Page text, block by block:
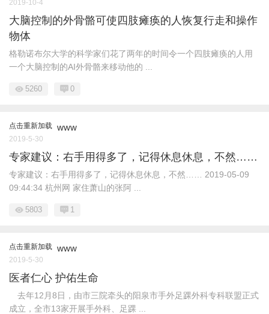
2019-10-4
大脑控制的外骨骼可使四肢瘫痪的人恢复行走和操作
物体
格勒诺布尔大学的科学家们花了两年的时间令一个四肢瘫痪的人用
一个大脑控制的AI外骨骼来移动他的 ...
5260 0
点击重新加载 www
2019-5-30
专家建议：右手用得多了，记得休息休息，不然……
专家建议：右手用得多了，记得休息休息，不然…… 2019-05-09
09:44:34 杭州网 家住萧山的张阿 ...
5803 1
点击重新加载 www
2019-5-30
医者仁心 护佑生命
去年12月8日，由市三院牵头的阳泉市手外足踝外科专科联盟正式
成立，全市13家开展手外科、足踝 ...